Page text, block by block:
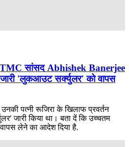
सांसद Abhishek Banerjee
'लुकआउट सर्क्युलर' को वापस
पत्नी रूजिरा के खिलाफ प्रवर्तन
जारी किया था। बता दें कि उच्चतम
लेने का आदेश दिया है.